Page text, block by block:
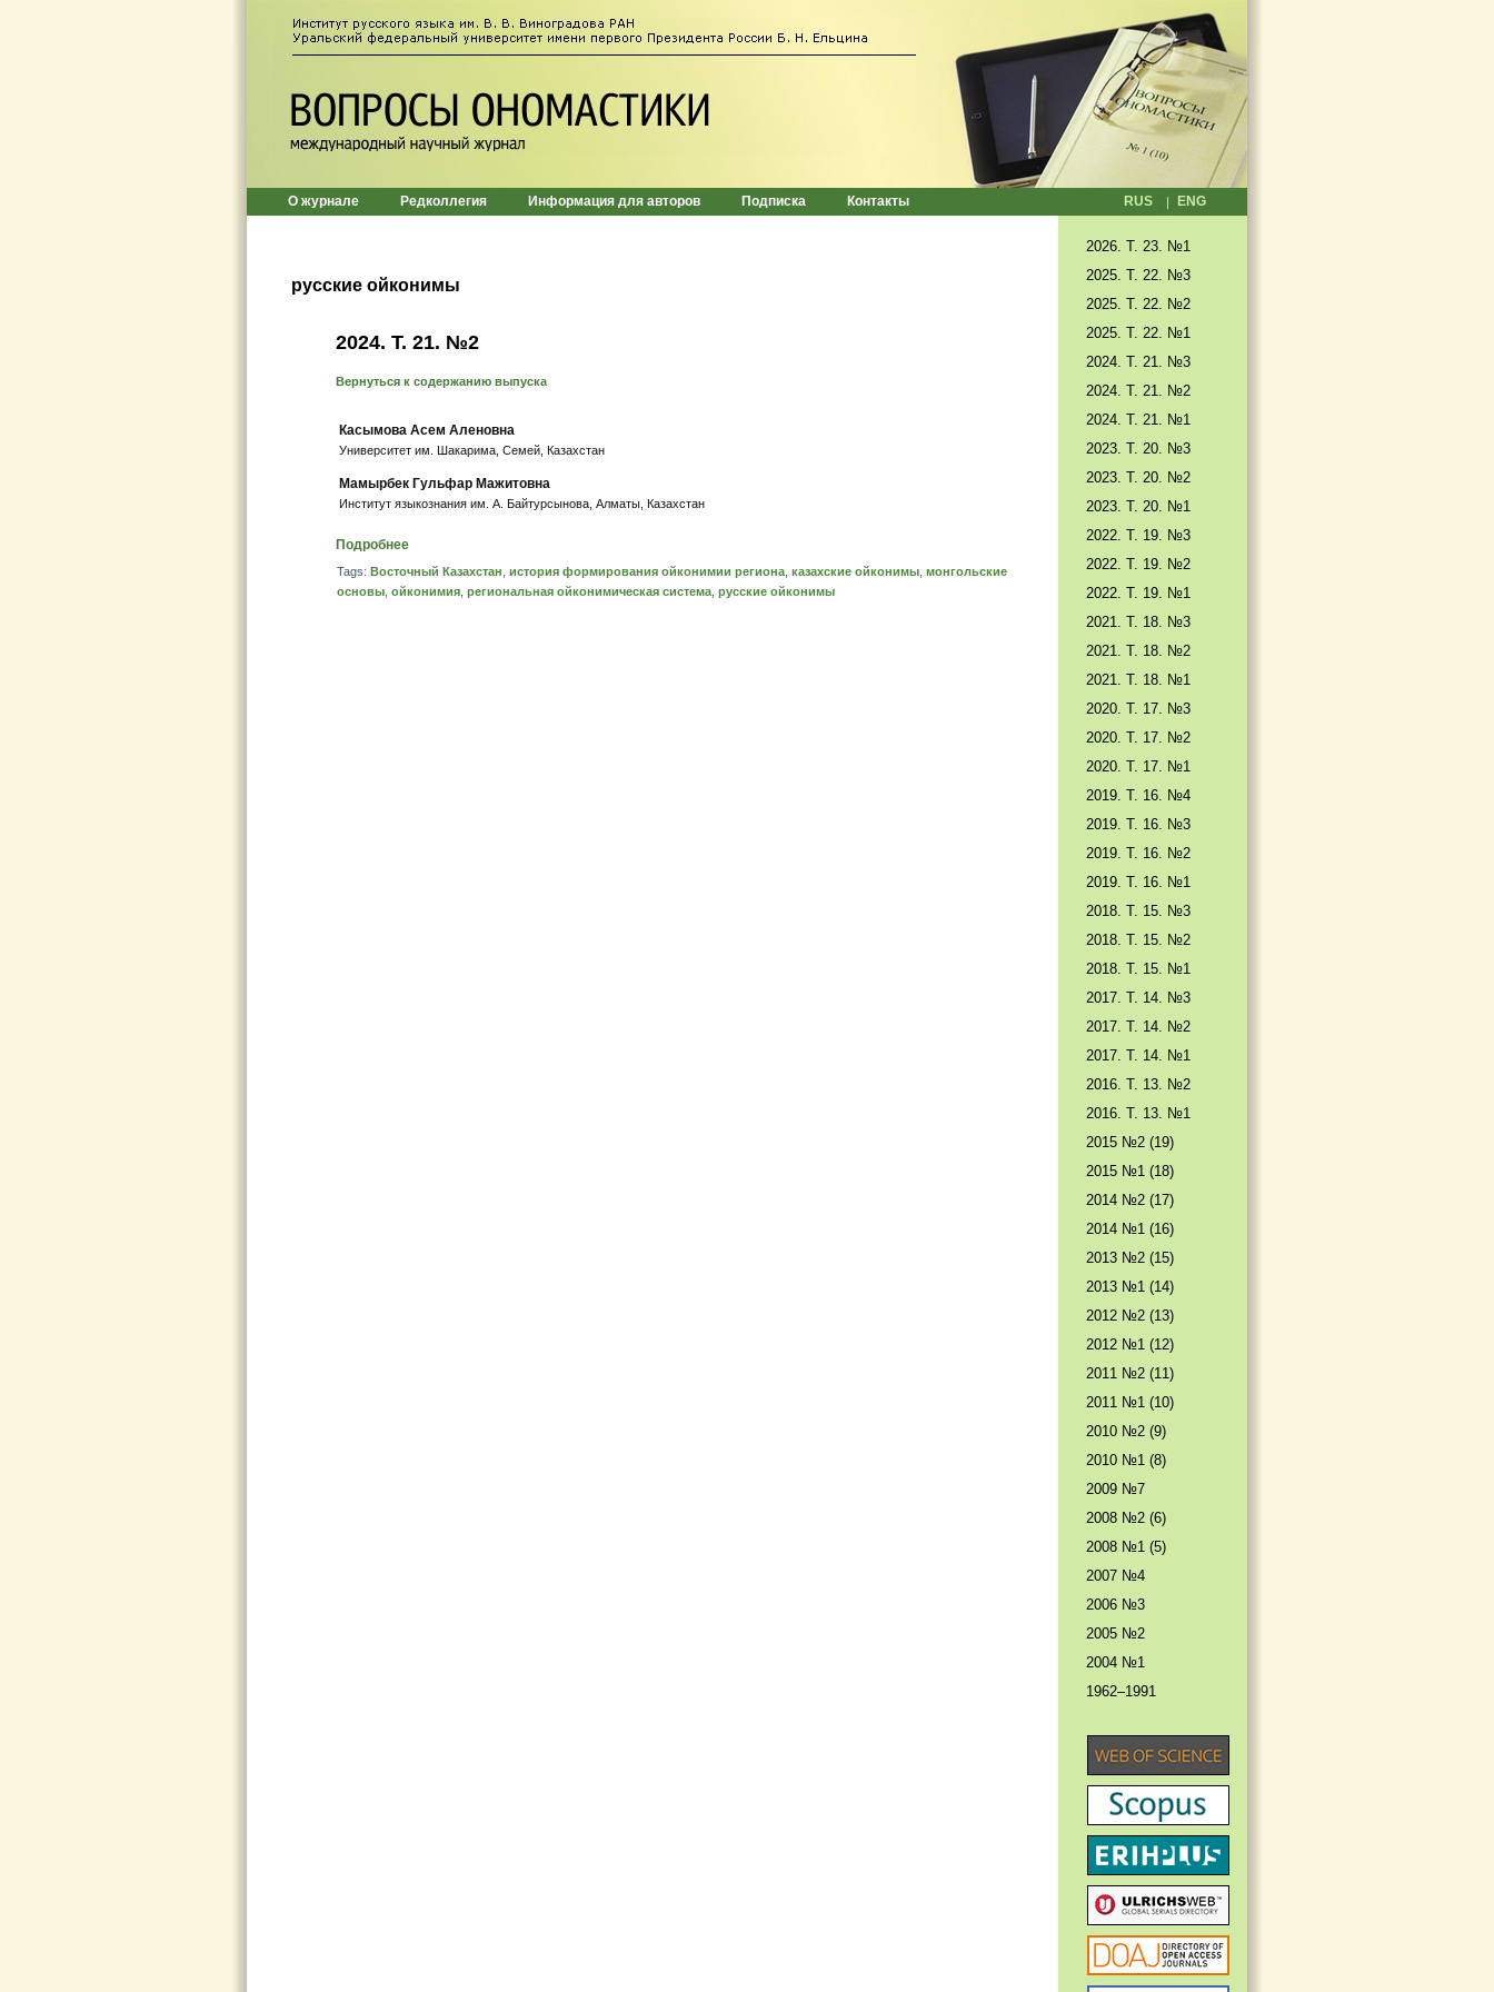
О журнале Редколлегия Информация для авторов Подписка Контакты RUS ENG
русские ойконимы
2024. Т. 21. №2
Вернуться к содержанию выпуска
Касымова Асем Аленовна
Университет им. Шакарима, Семей, Казахстан
Мамырбек Гульфар Мажитовна
Институт языкознания им. А. Байтурсынова, Алматы, Казахстан
Подробнее
Tags: Восточный Казахстан история формирования ойконимии региона казахские ойконимы монгольские
основы ойконимия региональная ойконимическая система русские ойконимы
2026. T. 23. №1
2025. T. 22. №3
2025. Т. 22. №2
2025. Т. 22. №1
2024. Т. 21. №3
2024. Т. 21. №2
2024. Т. 21. №1
2023. Т. 20. №3
2023. Т. 20. №2
2023. Т. 20. №1
2022. Т. 19. №3
2022. Т. 19. №2
2022. Т. 19. №1
2021. Т. 18. №3
2021. Т. 18. №2
2021. Т. 18. №1
2020. Т. 17. №3
2020. Т. 17. №2
2020. Т. 17. №1
2019. Т. 16. №4
2019. Т. 16. №3
2019. Т. 16. №2
2019. Т. 16. №1
2018. Т. 15. №3
2018. Т. 15. №2
2018. Т. 15. №1
2017. T. 14. №3
2017. T. 14. №2
2017. T. 14. №1
2016. T. 13. №2
2016. T. 13. №1
2015 №2 (19)
2015 №1 (18)
2014 №2 (17)
2014 №1 (16)
2013 №2 (15)
2013 №1 (14)
2012 №2 (13)
2012 №1 (12)
2011 №2 (11)
2011 №1 (10)
2010 №2 (9)
2010 №1 (8)
2009 №7
2008 №2 (6)
2008 №1 (5)
2007 №4
2006 №3
2005 №2
2004 №1
1962–1991